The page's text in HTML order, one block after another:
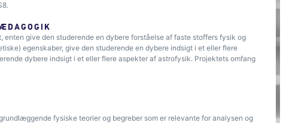
give den studerende en dybere forståelse af faste stoffers fysik og
egenskaber, give den studerende en dybere indsigt i et eller flere
dybere indsigt i et eller flere aspekter af astrofysik. Projektets omfang
fysiske teorier og begreber som er relevante for analysen og